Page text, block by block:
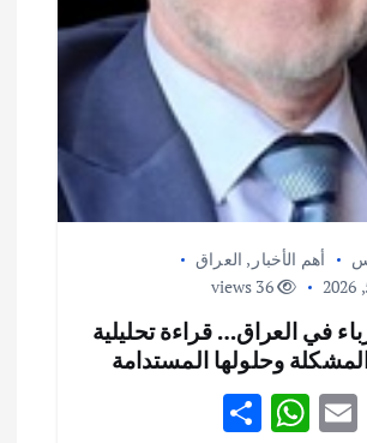
أهم الأخبار , العراق
36 views
في العراق… قراءة تحليلية
وحلولها المستدامة
T
E
W
S